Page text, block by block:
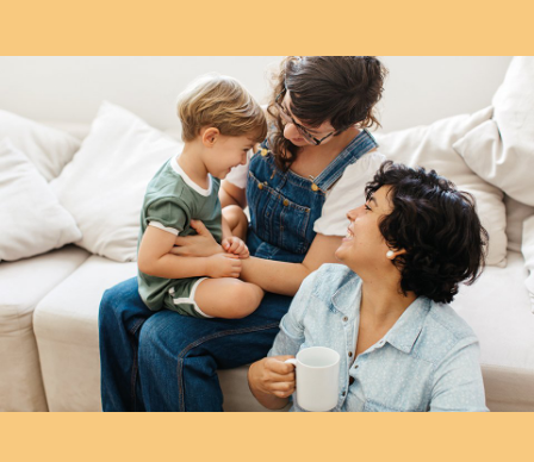
Spenden
Datenschutz
Kontakt